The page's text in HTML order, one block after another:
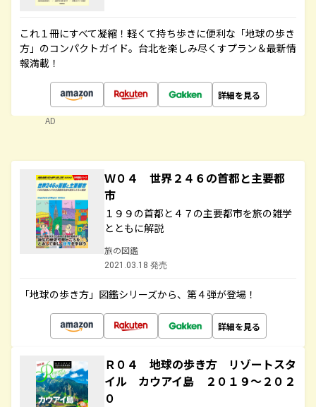
これ１冊にすべて凝縮！軽くて持ち歩きに便利な「地球の歩き
方」のコンパクトガイド。台北を楽しみ尽くすプラン＆最新情
報満載！
詳細を見る
AD
Ｗ０４ 世界２４６の首都と主要都
市
１９９の首都と４７の主要都市を旅の雑学
とともに解説
旅の図鑑
2021.03.18 発売
「地球の歩き方」図鑑シリーズから、第４弾が登場！
詳細を見る
Ｒ０４ 地球の歩き方 リゾートスタ
イル カウアイ島 ２０１９～２０２
０